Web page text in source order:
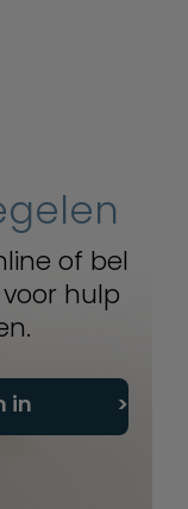
of bel
hulp
in